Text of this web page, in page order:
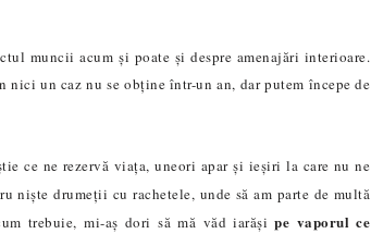
muncii acum și poate și despre amenajări interioare.
nici un caz nu se obține într-un an, dar putem începe de
ce ne rezervă viața, uneori apar și ieșiri la care nu ne
niște drumeții cu rachetele, unde să am parte de multă
trebuie, mi-aș dori să mă văd iarășipe vaporul ce